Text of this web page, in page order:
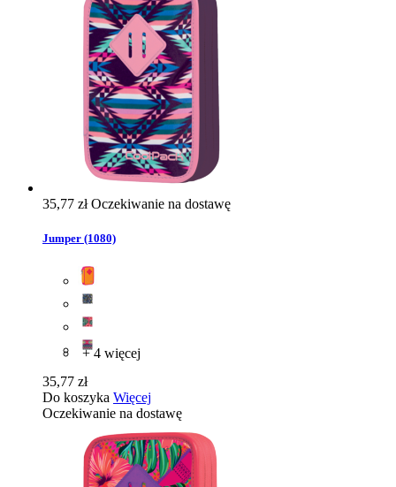
35,77 złOczekiwanie na dostawę
Jumper (1080)
+ 4 więcej
35,77 zł
Do koszyka Więcej
Oczekiwanie na dostawę